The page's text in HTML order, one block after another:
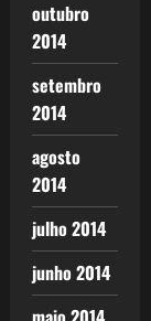
outubro
2014
setembro
2014
agosto
2014
julho 2014
junho 2014